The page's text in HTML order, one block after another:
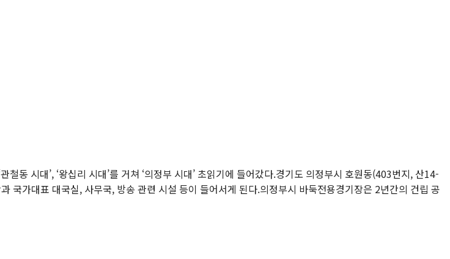
동 시대’, ‘왕십리 시대’를 거쳐 ‘의정부 시대’ 초읽기에 들어갔다.경기도 의정부시 호원동(403번지, 산14-
국가대표 대국실, 사무국, 방송 관련 시설 등이 들어서게 된다.의정부시 바둑전용경기장은 2년간의 건립 공